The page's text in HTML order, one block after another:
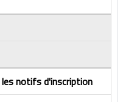
les notifs d'inscription